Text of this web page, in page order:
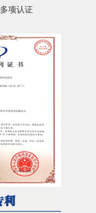
项认证